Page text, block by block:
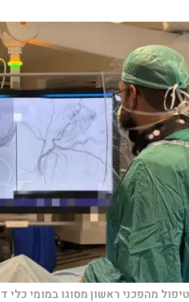
טיפול מהפכני ראשון מסוגו במומי כלי